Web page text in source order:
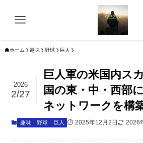
ホーム 趣味 野球 巨人
巨人軍の米国内ス
国の東・中・西部
ネットワークを構
2026
2/27
趣味 野球 巨人 2025年12月2日 2026